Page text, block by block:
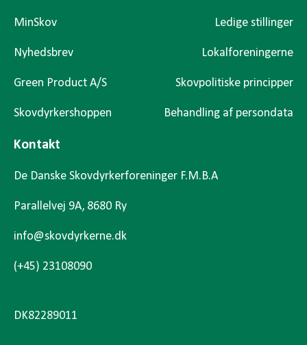
MinSkov
Nyhedsbrev
Green Product A/S
Skovdyrkershoppen
Ledige stillinger
Lokalforeningerne
Skovpolitiske principper
Behandling af persondata
Kontakt
De Danske Skovdyrkerforeninger F.M.B.A
Parallelvej 9A, 8680 Ry
info@skovdyrkerne.dk
(+45) 23108090
DK82289011